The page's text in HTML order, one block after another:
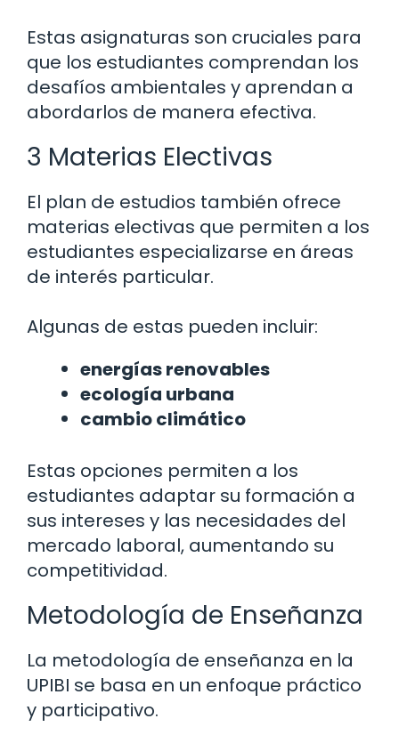
Estas asignaturas son cruciales para
que los estudiantes comprendan los
desafíos ambientales y aprendan a
abordarlos de manera efectiva.
3 Materias Electivas
El plan de estudios también ofrece
materias electivas que permiten a los
estudiantes especializarse en áreas
de interés particular.
Algunas de estas pueden incluir:
energías renovables
ecología urbana
cambio climático
Estas opciones permiten a los
estudiantes adaptar su formación a
sus intereses y las necesidades del
mercado laboral, aumentando su
competitividad.
Metodología de Enseñanza
La metodología de enseñanza en la
UPIBI se basa en un enfoque práctico
y participativo.